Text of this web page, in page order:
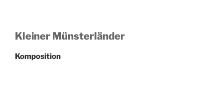
Kleiner Münsterländer
Komposition